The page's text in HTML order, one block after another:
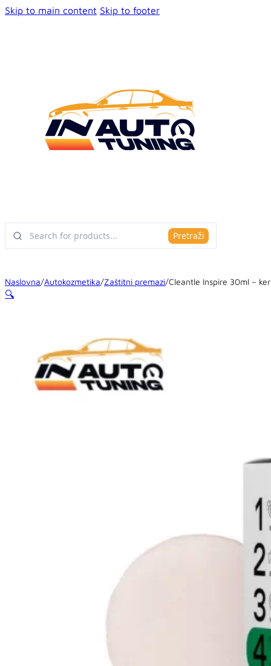
Skip to main content Skip to footer
Pretraži
Naslovna/Autokozmetika/Zaštitni premazi/Cleantle Inspire 30ml –
🔍